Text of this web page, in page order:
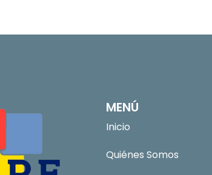
MENÚ
Inicio
Quiénes Somos